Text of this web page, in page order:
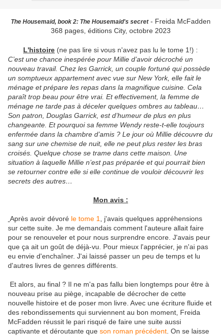
The Housemaid, book 2: The Housemaid's secret- Freida McFadden
368 pages, éditions City, octobre 2023
L'histoire (ne pas lire si vous n'avez pas lu le tome 1!) :
C’est une chance inespérée pour Millie d’avoir décroché un
nouveau travail. Chez les Garrick, un couple fortuné qui possède
un somptueux appartement avec vue sur New York, elle fait le
ménage et prépare les repas dans la magnifique cuisine. Cela
paraît trop beau pour être vrai. Et effectivement, la femme de
ménage ne tarde pas à déceler quelques ombres au tableau…
Son patron, Douglas Garrick, est d’humeur de plus en plus
changeante. Et pourquoi sa femme Wendy reste-t-elle toujours
enfermée dans la chambre d’amis ? Le jour où Millie découvre du
sang sur une chemise de nuit, elle ne peut plus rester les bras
croisés. Quelque chose se trame dans cette maison. Une
situation à laquelle Millie n’est pas préparée et qui pourrait bien
se retourner contre elle si elle continue de vouloir découvrir les
secrets des autres…
Mon avis :
Après avoir dévoré le tome 1
, j'avais quelques appréhensions
sur cette suite. Je me demandais comment l'auteure allait faire
pour se renouveler et pour nous surprendre encore. J'avais peur
que ça ait un goût de déjà-vu. Pour mieux l'apprécier, je n'ai pas
eu envie d'enchaîner. J'ai laissé passer un peu de temps et lu
d'autres livres de genres différents.
Et alors, au final ? Il ne m'a pas fallu bien longtemps pour être à
nouveau prise au piège, incapable de décrocher de cette
nouvelle histoire et de poser mon livre. Avec une écriture fluide et
des rebondissements qui surviennent au bon moment, Freida
McFadden réussit le pari risqué de faire une suite aussi
captivante et déroutante que son roman précédent . On se laisse